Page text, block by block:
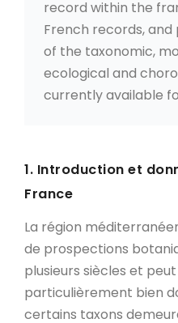
record within the
French records, and
of the taxonomic,
ecological and
currently available
1. Introduction et
France
La région
de prospections
plusieurs siècles et
particulièrement bien
certains taxons